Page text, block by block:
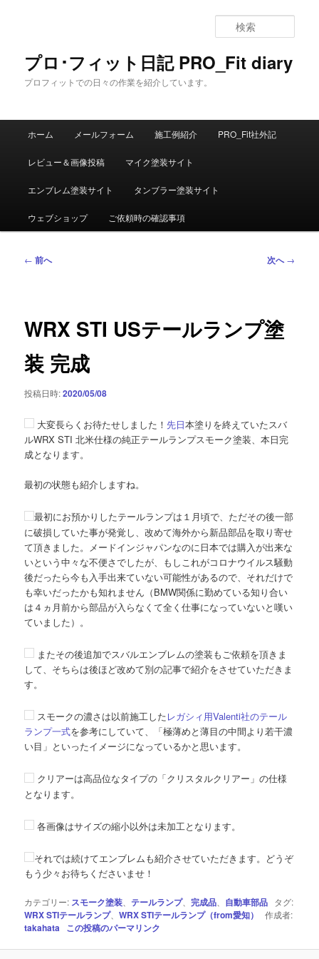
プロ･フィット日記 PRO_Fit diary
プロフィットでの日々の作業を紹介しています。
索
ホーム メールフォーム 施工例紹介 PRO_Fit社外記
レビュー＆画像投稿 マイク塗装サイト
エンブレム塗装サイト タンブラー塗装サイト
ウェブショップ ご依頼時の確認事項
投
ー
ョ
ン
← 前へ 次へ→
WRX STI USテールランプ塗
装 完成
投稿日時:2020/05/08
大変長らくお待たせしました！先日本塗りを終えていたスバ
ルWRX STI 北米仕様の純正テールランプスモーク塗装、本日完
成となります。
最初の状態も紹介しますね。
最初にお預かりしたテールランプは１月頃で、ただその後一部
に破損していた事が発覚し、改めて海外から新品部品を取り寄せ
て頂きました。メードインジャパンなのに日本では購入が出来な
いという中々な不便さでしたが、もしこれがコロナウイルス騒動
後だったら今も入手出来ていない可能性があるので、それだけで
も幸いだったかも知れません（BMW関係に勤めている知り合い
は４ヵ月前から部品が入らなくて全く仕事になっていないと嘆い
ていました）。
またその後追加でスバルエンブレムの塗装もご依頼を頂きま
して、そちらは後ほど改めて別の記事で紹介をさせていただきま
す。
スモークの濃さは以前施工したレガシィ用Valenti社のテール
ランプ一式を参考にしていて、「極薄めと薄目の中間より若干濃
い目」といったイメージになっているかと思います。
クリアーは高品位なタイプの「クリスタルクリアー」の仕様
となります。
各画像はサイズの縮小以外は未加工となります。
それでは続けてエンブレムも紹介させていただきます。どうぞ
もう少々お待ちくださいませ！
カテゴリー: スモーク塗装 テールランプ、完成品 自動車部品 タグ:
WRX STIテールランプ、WRX STIテールランプ（from愛知） 作成者:
takahata この投稿のパーマリンク